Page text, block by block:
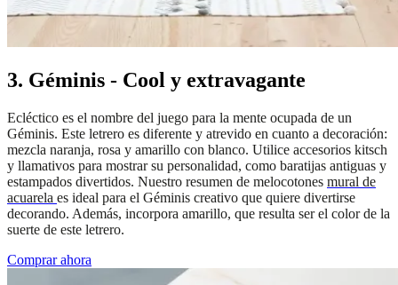
3. Géminis - Cool y extravagante
Ecléctico es el nombre del juego para la mente ocupada de un
Géminis. Este letrero es diferente y atrevido en cuanto a decoración:
mezcla naranja, rosa y amarillo con blanco. Utilice accesorios kitsch
y llamativos para mostrar su personalidad, como baratijas antiguas y
estampados divertidos. Nuestro resumen de melocotones mural de
acuarela es ideal para el Géminis creativo que quiere divertirse
decorando. Además, incorpora amarillo, que resulta ser el color de la
suerte de este letrero.
Comprar ahora